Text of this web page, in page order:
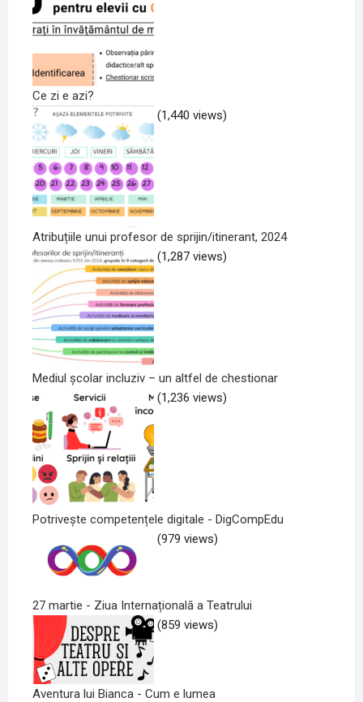
Ce zi e azi?
(1,440 views)
Atribuțiile unui profesor de sprijin/itinerant, 2024
(1,287 views)
Mediul școlar incluziv – un altfel de chestionar
(1,236 views)
Potrivește competențele digitale - DigCompEdu
(979 views)
27 martie - Ziua Internațională a Teatrului
(859 views)
Aventura lui Bianca - Cum e lumea